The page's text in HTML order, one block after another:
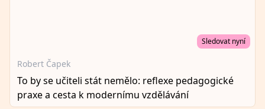
Sledovat nyní
Robert Čapek
To by se učiteli stát nemělo: reflexe pedagogické
praxe a cesta k modernímu vzdělávání